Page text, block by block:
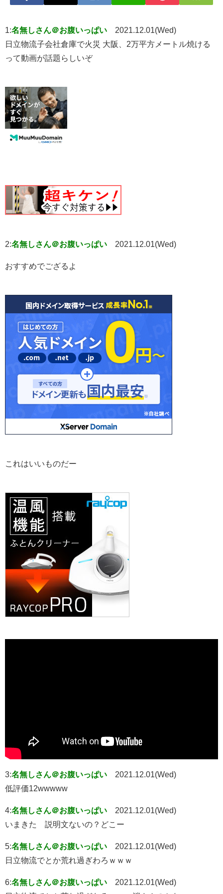
1:名無しさん＠お腹いっぱい
2021.12.01(Wed)
日立物流子会社倉庫で火災 大阪、2万平方メートル焼ける
って動画が話題らしいぞ
2:名無しさん＠お腹いっぱい 2021.12.01(Wed)
おすすめでござるよ
これはいいものだー
3:名無しさん＠お腹いっぱい
2021.12.01(Wed)
低評価12wwwww
4:名無しさん＠お腹いっぱい
2021.12.01(Wed)
いまきた 説明文ないの？どこー
5:名無しさん＠お腹いっぱい
2021.12.01(Wed)
日立物流でとか荒れ過ぎわろｗｗｗ
6:名無しさん＠お腹いっぱい
2021.12.01(Wed)